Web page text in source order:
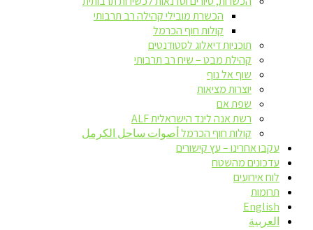
הכשרת מובילי קהילה רב תרבותי
קולות חוף הכרמל
תוכניות דיאלוג לסטודנטים
קהילת מבט – שיח רב תרבותי
שוף אל נוף
יוצרות מציאות
שפת אם
רשת אנה לינד הישראלית ALF
קולות חוף הכרמל أصوات ساحل الكرمل
עקבו אחרינו – עץ קישורים
עדכונים מהשטח
לוח אירועים
תרומות
English
العربية